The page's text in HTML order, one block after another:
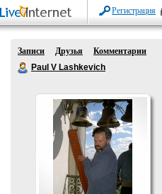
Регистрация
Записи Друзья
Комментарии
Paul V Lashkevich